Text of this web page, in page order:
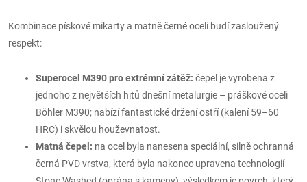
Kombinace pískové mikarty a matně černé oceli budí zasloužený
respekt:
Superocel M390 pro extrémní zátěž: čepel je vyrobena z
jednoho z největších hitů dnešní metalurgie – práškové oceli
Böhler M390; nabízí fantastické držení ostří (kalení 59–60
HRC) i skvělou houževnatost.
Matná čepel: na ocel byla nanesena speciální, silně ochranná
černá PVD vrstva, která byla nakonec upravena technologií